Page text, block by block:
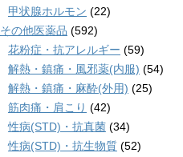
甲状腺ホルモン (22)
その他医薬品 (592)
花粉症・抗アレルギー (59)
解熱・鎮痛・風邪薬(内服) (54)
解熱・鎮痛・麻酔(外用) (25)
筋肉痛・肩こり (42)
性病(STD)・抗真菌 (34)
性病(STD)・抗生物質 (52)